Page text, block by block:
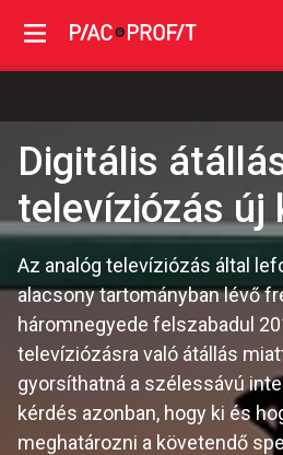
Digitális
televíziózás új
Az analóg televíziózás által
alacsony tartományban lévő
háromnegyede felszabadul
televíziózásra való átállás
gyorsíthatná a szélessávú
kérdés azonban, hogy ki és
meghatározni a követendő